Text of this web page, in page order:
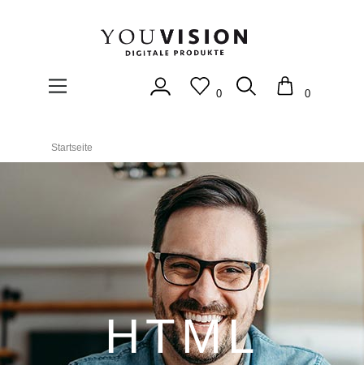
0 0
Startseite
HTML